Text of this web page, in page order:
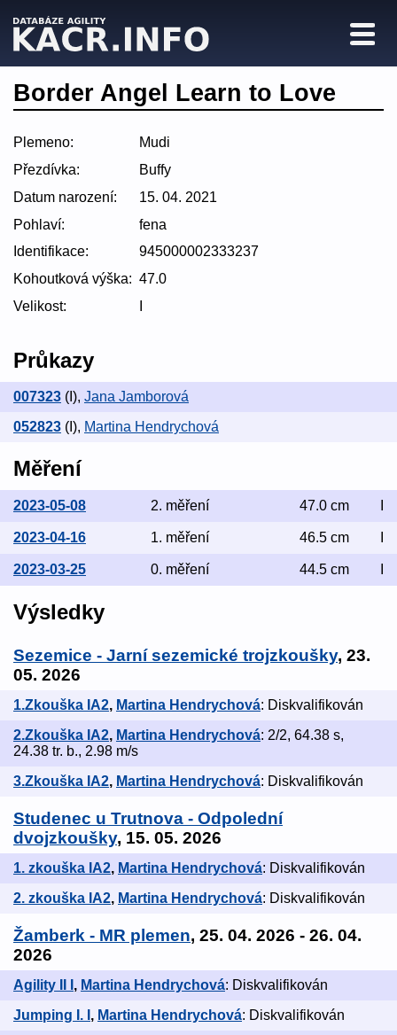
Border Angel Learn to Love
Plemeno:
Mudi
Přezdívka:
Buffy
Datum narození:
15. 04. 2021
Pohlaví:
fena
Identifikace:
945000002333237
Kohoutková výška: 47.0
Velikost:
Průkazy
007323 (I), Jana Jamborová
052823 (I), Martina Hendrychová
Měření
2023-05-08 2. měření 47.0 cm
2023-04-16 1. měření 46.5 cm
2023-03-25 0. měření 44.5 cm
Výsledky
Sezemice - Jarní sezemické trojzkoušky, 23.
05. 2026
1.Zkouška IA2, Martina Hendrychová: Diskvalifikován
2.Zkouška IA2, Martina Hendrychová: 2/2, 64.38 s,
24.38 tr. b., 2.98 m/s
3.Zkouška IA2, Martina Hendrychová: Diskvalifikován
Studenec u Trutnova - Odpolední
dvojzkoušky, 15. 05. 2026
1. zkouška IA2, Martina Hendrychová: Diskvalifikován
2. zkouška IA2, Martina Hendrychová: Diskvalifikován
Žamberk - MR plemen, 25. 04. 2026 - 26. 04.
2026
Agility II I , Martina Hendrychová: Diskvalifikován
Jumping I. I , Martina Hendrychová: Diskvalifikován